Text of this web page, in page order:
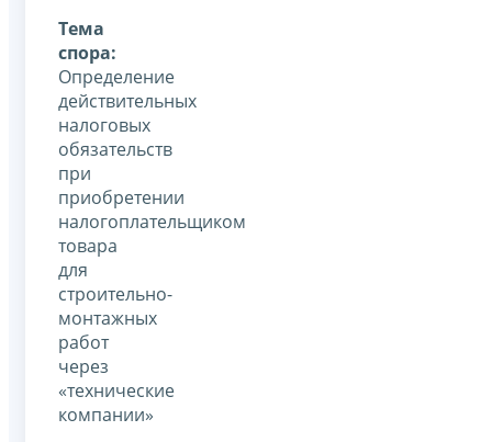
Тема
спора:
Определение
действительных
налоговых
обязательств
при
приобретении
налогоплательщиком
товара
для
строительно-
монтажных
работ
через
«технические
компании»